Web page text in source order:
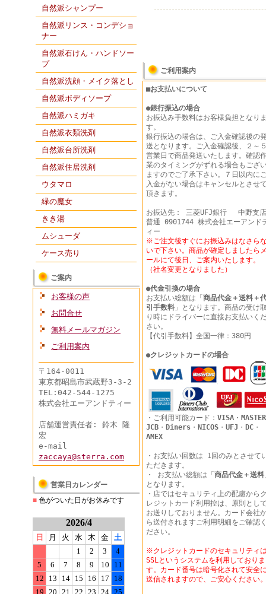
自然派シャンプー
自然派リンス・コンデショ
ナー
自然派石けん・ハンドソー
プ
自然派洗顔・メイク落とし
自然派ボディソープ
自然派ハミガキ
自然派衣類洗剤
自然派台所洗剤
自然派住居洗剤
ウタマロ
緑の魔女
きき湯
ムシューダ
ケース売り
ご案内
お客様の声
お問合せ
無料メールマガジン
ご利用案内
〒164-0011
東京都昭島市武蔵野3-3-2
TEL:042-544-1275
株式会社エーアンドティー
店舗運営責任者: 鈴木 隆
宏
e-mail
zaccaya@sterra.com
営業日カレンダー
■ 色がついた日がお休みです
2026/4
日 月 火 水 木 金 土
1
2 3
4
5
6 7 8 9 10
11
12
13 14 15 16 17
18
19 20 21 22 23 24 25
ご利用案内
■お支払いについて
●銀行振込の場合
お振込み手数料はお客様負担となり
す。
銀行振込の場合は、ご入金確認後の
送となります。ご入金確認後、２～
営業日で商品発送いたします。確認
業のタイミングがずれる場合もござ
ますのでご了承下さい。７日以内に
入金がない場合はキャンセルとさせ
頂きます。
お振込先： 三菱UFJ銀行 中野支店
普通 0901744 株式会社エーアンド
ィー
※ご注文後すぐにお振込みはなさら
いで下さい。商品が確定しましたら
ールにて後日、ご案内いたします。
（社名変更となりました）
●代金引換の場合
お支払い総額は「 商品代金＋送料＋
引手数料 」となります。商品の受け
り時にドライバーに直接お支払いく
さい。
【代引手数料】全国一律：380円
●クレジットカードの場合
・ご利用可能カード： VISA ・ MASTER
JCB ・ Diners ・ NICOS ・ UFJ ・ DC ・
AMEX
・お支払い回数は 1回のみとさせて
ただきます。
・ お支払い総額は「 商品代金＋送料
となります。
・店ではセキュリティ上の配慮から
レジットカード利用控は、原則とし
お送りしておりません。カード会社
ら送付されますご利用明細をご確認
ださい。
※クレジットカードのセキュリティ
SSLというシステムを利用しておりま
す。カード番号は暗号化されて安全
送信されますので、ご安心ください